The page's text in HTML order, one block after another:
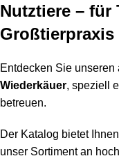
Nutztiere – für
Großtierpraxis
Entdecken Sie unseren
Wiederkäuer, speziell
betreuen.
Der Katalog bietet
unser Sortiment an